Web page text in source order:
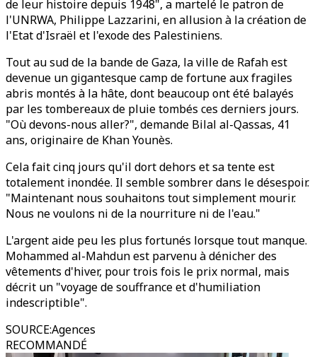
de leur histoire depuis 1948", a martelé le patron de
l'UNRWA, Philippe Lazzarini, en allusion à la création de
l'Etat d'Israël et l'exode des Palestiniens.
Tout au sud de la bande de Gaza, la ville de Rafah est
devenue un gigantesque camp de fortune aux fragiles
abris montés à la hâte, dont beaucoup ont été balayés
par les tombereaux de pluie tombés ces derniers jours.
"Où devons-nous aller?", demande Bilal al-Qassas, 41
ans, originaire de Khan Younès.
Cela fait cinq jours qu'il dort dehors et sa tente est
totalement inondée. Il semble sombrer dans le désespoir.
"Maintenant nous souhaitons tout simplement mourir.
Nous ne voulons ni de la nourriture ni de l'eau."
L'argent aide peu les plus fortunés lorsque tout manque.
Mohammed al-Mahdun est parvenu à dénicher des
vêtements d'hiver, pour trois fois le prix normal, mais
décrit un "voyage de souffrance et d'humiliation
indescriptible".
SOURCE:Agences
RECOMMANDÉ